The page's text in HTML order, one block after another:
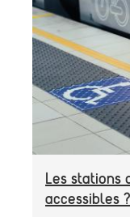
image
Les
accessibles ?